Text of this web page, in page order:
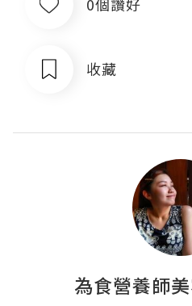
收藏
為食營養師